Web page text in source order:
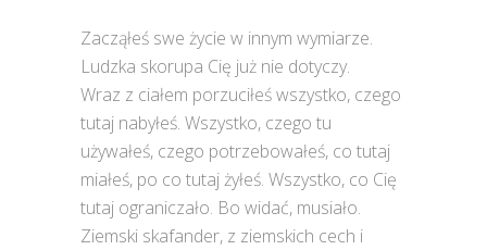
Zacząłeś swe życie w innym wymiarze.
Ludzka skorupa Cię już nie dotyczy.
Wraz z ciałem porzuciłeś wszystko, czego
tutaj nabyłeś. Wszystko, czego tu
używałeś, czego potrzebowałeś, co tutaj
miałeś, po co tutaj żyłeś. Wszystko, co Cię
tutaj ograniczało. Bo widać, musiało.
Ziemski skafander, z ziemskich cech i